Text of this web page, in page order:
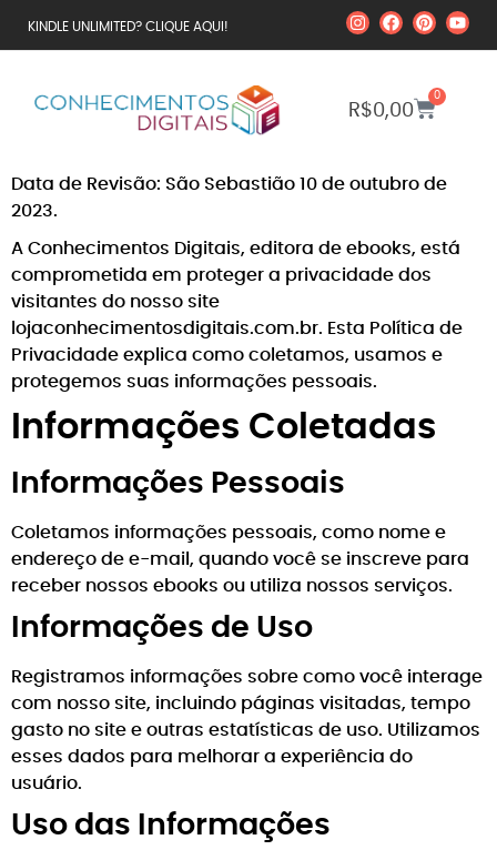
KINDLE UNLIMITED? CLIQUE AQUI!
R$0,00
0
Data de Revisão: São Sebastião 10 de outubro de
2023.
A Conhecimentos Digitais, editora de ebooks, está
comprometida em proteger a privacidade dos
visitantes do nosso site
lojaconhecimentosdigitais.com.br. Esta Política de
Privacidade explica como coletamos, usamos e
protegemos suas informações pessoais.
Informações Coletadas
Informações Pessoais
Coletamos informações pessoais, como nome e
endereço de e-mail, quando você se inscreve para
receber nossos ebooks ou utiliza nossos serviços.
Informações de Uso
Registramos informações sobre como você interage
com nosso site, incluindo páginas visitadas, tempo
gasto no site e outras estatísticas de uso. Utilizamos
esses dados para melhorar a experiência do
usuário.
Uso das Informações